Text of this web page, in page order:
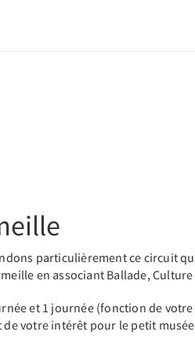
particulièrement ce circuit
en associant Ballade, Culture
et 1 journée (fonction de
votre intérêt pour le petit